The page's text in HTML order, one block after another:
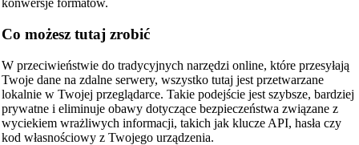
konwersje formatów.
Co możesz tutaj zrobić
W przeciwieństwie do tradycyjnych narzędzi online, które przesyłają
Twoje dane na zdalne serwery, wszystko tutaj jest przetwarzane
lokalnie w Twojej przeglądarce. Takie podejście jest szybsze, bardziej
prywatne i eliminuje obawy dotyczące bezpieczeństwa związane z
wyciekiem wrażliwych informacji, takich jak klucze API, hasła czy
kod własnościowy z Twojego urządzenia.